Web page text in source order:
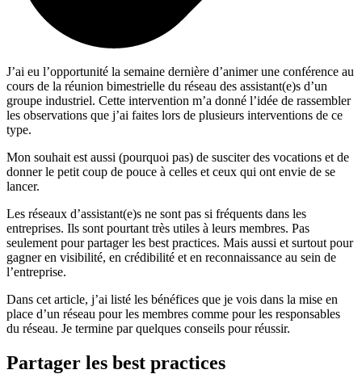
J’ai eu l’opportunité la semaine dernière d’animer une conférence au
cours de la réunion bimestrielle du réseau des assistant(e)s d’un
groupe industriel. Cette intervention m’a donné l’idée de rassembler
les observations que j’ai faites lors de plusieurs interventions de ce
type.
Mon souhait est aussi (pourquoi pas) de susciter des vocations et de
donner le petit coup de pouce à celles et ceux qui ont envie de se
lancer.
Les réseaux d’assistant(e)s ne sont pas si fréquents dans les
entreprises. Ils sont pourtant très utiles à leurs membres. Pas
seulement pour partager les best practices. Mais aussi et surtout pour
gagner en visibilité, en crédibilité et en reconnaissance au sein de
l’entreprise.
Dans cet article, j’ai listé les bénéfices que je vois dans la mise en
place d’un réseau pour les membres comme pour les responsables
du réseau. Je termine par quelques conseils pour réussir.
Partager les best practices